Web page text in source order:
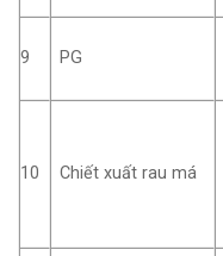
9 PG
10 Chiết xuất rau má